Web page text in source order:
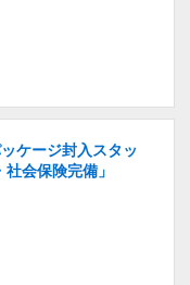
ケージ封入スタッ
会保険完備」